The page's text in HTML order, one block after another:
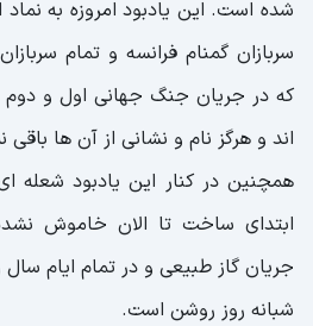
شده است. این یادبود امروزه به
سربازان گمنام فرانسه و تمام
که در جریان جنگ جهانی اول و
اند و هرگز نام و نشانی از آن ها باقی
همچنین در کنار این یادبود شعله
ابتدای ساخت تا الان خاموش نشده
جریان گاز طبیعی و در تمام ایام
شبانه روز روشن است.